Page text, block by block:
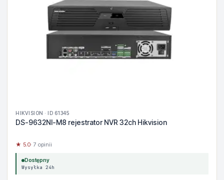
HIKVISION · ID 61345
DS-9632NI-M8 rejestrator NVR 32ch Hikvision
★ 5.0· 7 opinii
Dostępny
Wysyłka 24h